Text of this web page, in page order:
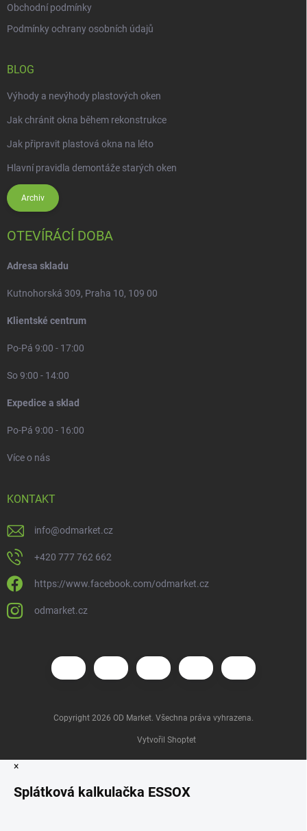
Obchodní podmínky
Podmínky ochrany osobních údajů
BLOG
Výhody a nevýhody plastových oken
Jak chránit okna během rekonstrukce
Jak připravit plastová okna na léto
Hlavní pravidla demontáže starých oken
Archiv
OTEVÍRÁCÍ DOBA
Adresa skladu
Kutnohorská 309, Praha 10, 109 00
Klientské centrum
Po-Pá 9:00 - 17:00
So 9:00 - 14:00
Expedice a sklad
Po-Pá 9:00 - 16:00
Více o nás
KONTAKT
info@odmarket.cz
+420 777 762 662
https://www.facebook.com/odmarket.cz
odmarket.cz
Vytvořil Shoptet
Copyright 2026 OD Market. Všechna práva vyhrazena.
×
Splátková kalkulačka ESSOX